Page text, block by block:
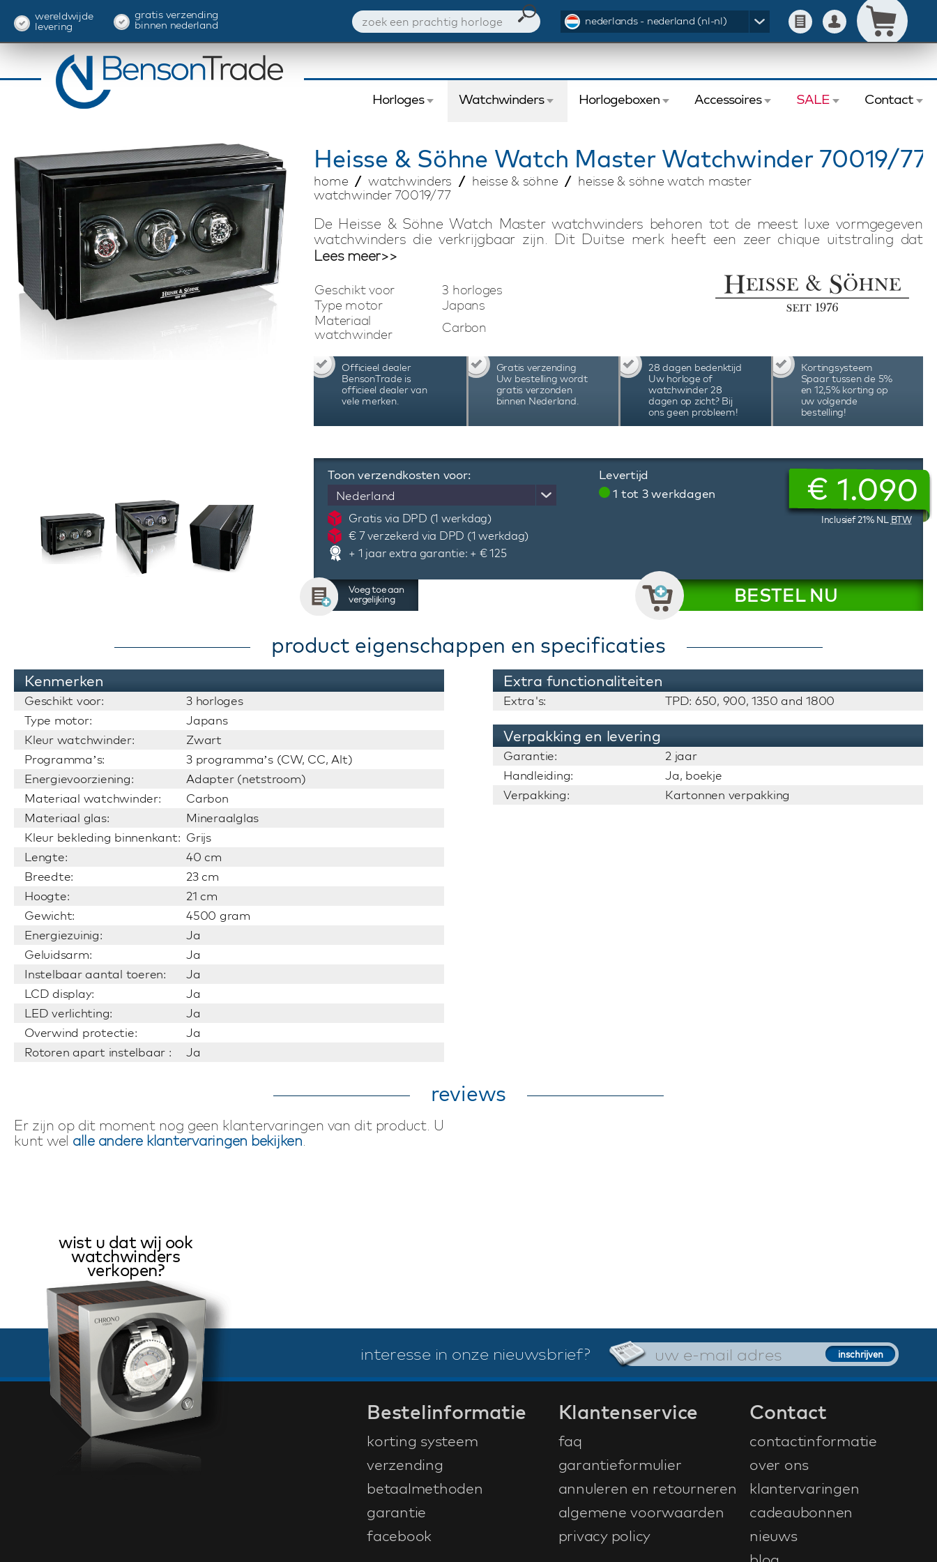
wereldwijde
levering
gratis verzending
binnen nederland nederlands - nederland (nl-nl)
Horloges Watchwinders Horlogeboxen Accessoires SALE Contact
Heisse & Söhne Watch Master Watchwinder 70019/77
home watchwinders heisse & söhne
heisse & söhne watch master
watchwinder 70019/77
De Heisse & Söhne Watch Master watchwinders behoren tot de meest luxe vormgegeven
watchwinders die verkrijgbaar zijn. Dit Duitse merk heeft een zeer chique uitstraling dat
gecombineerd wordt met perfecte opwind eigenschappen die ervoor zorgen dat elke Heisse &
Söhne watchwinder elk automatisch horloge probleemloos van energie voorziet. Met LCD
bediening, LED verlichting en instelbaar aantal omwentelingen per dag zijn de Heisse & Söhne
watchwinders niet alleen een lust voor het oog, maar ook zeer functioneel. Voor uw
automatische horloge zijn deze watchwinders een geweldige accessoire. Stilstand van uw
automatische horloges behoort tot het verleden want de Heisse & Söhne watchwinders
Lees meer>>
Geschikt voor
3 horloges
Type motor
Japans
Materiaal
watchwinder
Carbon
Officieel dealer
BensonTrade is
officieel dealer van
vele merken.
Gratis verzending
Uw bestelling wordt
gratis verzonden
binnen Nederland.
28 dagen bedenktijd
Uw horloge of
watchwinder 28
dagen op zicht? Bij
ons geen probleem!
Kortingsysteem
Spaar tussen de 5%
en 12,5% korting op
uw volgende
bestelling!
Toon verzendkosten voor:
Nederland
Gratis via DPD (1 werkdag)
€ 7 verzekerd via DPD (1 werkdag)
+ 1 jaar extra garantie: + € 125
Levertijd
1 tot 3 werkdagen
€ 1.090
Inclusief 21% NL BTW
Voeg toe aan
vergelijking
BESTEL NU
product eigenschappen en specificaties
Kenmerken
Geschikt voor:
3 horloges
Type motor:
Japans
Kleur watchwinder:
Zwart
Programma’s:
3 programma’s (CW, CC, Alt)
Energievoorziening:
Adapter (netstroom)
Materiaal watchwinder:
Carbon
Materiaal glas:
Mineraalglas
Kleur bekleding binnenkant: Grijs
Lengte:
40 cm
Breedte:
23 cm
Hoogte:
21 cm
Gewicht:
4500 gram
Energiezuinig:
Ja
Geluidsarm:
Ja
Instelbaar aantal toeren:
Ja
LCD display:
Ja
LED verlichting:
Ja
Overwind protectie:
Ja
Rotoren apart instelbaar :
Ja
Extra functionaliteiten
Extra's: TPD: 650, 900, 1350 and 1800
Verpakking en levering
Garantie:
2 jaar
Handleiding:
Ja, boekje
Verpakking:
Kartonnen verpakking
reviews
Er zijn op dit moment nog geen klantervaringen van dit product. U
kunt wel alle andere klantervaringen bekijken.
interesse in onze nieuwsbrief?
wist u dat wij ook
watchwinders
verkopen?
Bestelinformatie
korting systeem
verzending
betaalmethoden
garantie
facebook
Klantenservice
faq
garantieformulier
annuleren en retourneren
algemene voorwaarden
privacy policy
Contact
contactinformatie
over ons
klantervaringen
cadeaubonnen
nieuws